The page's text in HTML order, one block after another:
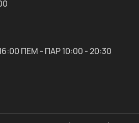
ΠΕΜ - ΠΑΡ 10:00 - 20:30